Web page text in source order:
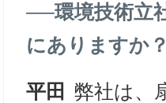
──環境技術立
にありますか？
平田 弊社は、